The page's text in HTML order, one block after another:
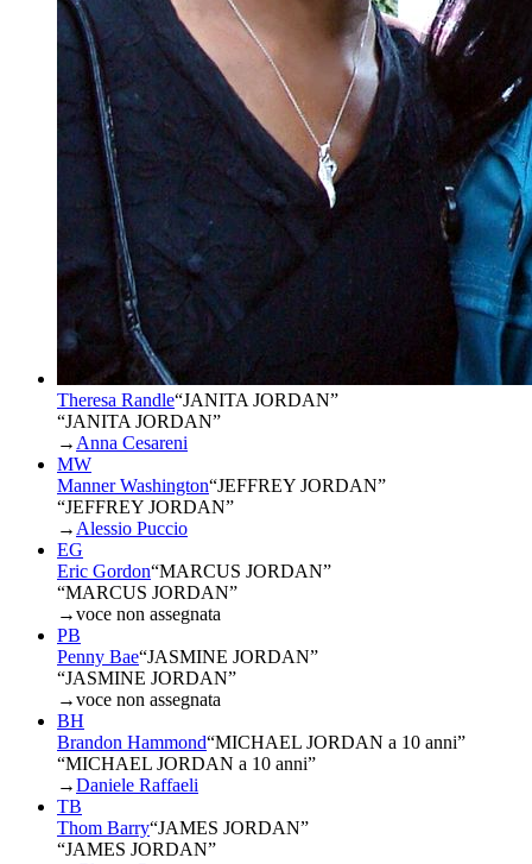
Theresa Randle“JANITA JORDAN”
“JANITA JORDAN”
→ Anna Cesareni
MW
Manner Washington“JEFFREY JORDAN”
“JEFFREY JORDAN”
→ Alessio Puccio
EG
Eric Gordon“MARCUS JORDAN”
“MARCUS JORDAN”
→voce non assegnata
PB
Penny Bae“JASMINE JORDAN”
“JASMINE JORDAN”
→voce non assegnata
BH
Brandon Hammond“MICHAEL JORDAN a 10 anni”
“MICHAEL JORDAN a 10 anni”
→Daniele Raffaeli
TB
Thom Barry“JAMES JORDAN”
“JAMES JORDAN”